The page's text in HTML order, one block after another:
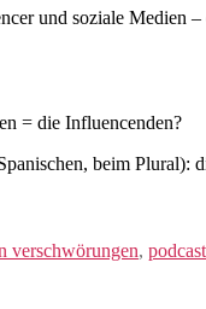
und soziale Medien
= die Influencenden?
beim Plural):
verschwörungen,